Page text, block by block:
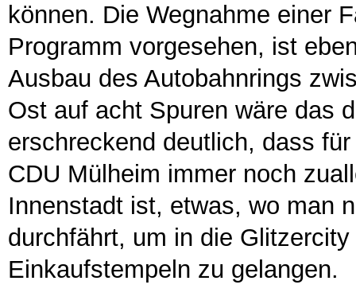
können. Die Wegnahme einer
Programm vorgesehen, ist
Ausbau des Autobahnrings
Ost auf acht Spuren wäre das
erschreckend deutlich, dass
CDU Mülheim immer noch
Innenstadt ist, etwas, wo man
durchfährt, um in die
Einkaufstempeln zu gelangen.